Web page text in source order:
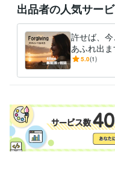
ビジネス・クリエイティ
ChatGPT:1年Bard:1年
その他ツール
VREW:1年
談】
愚痴
出品者の人気サー
許せば、
あふれ出
夜に…心が
5.0(1)